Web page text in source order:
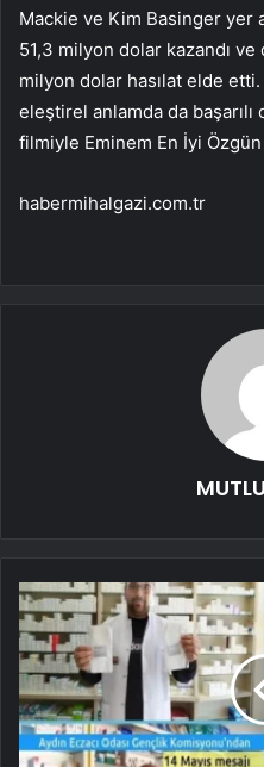
Mackie ve Kim Basinger yer
51,3 milyon dolar kazandı
milyon dolar hasılat elde etti.
eleştirel anlamda da başarılı
filmiyle Eminem En İyi Özgün
habermihalgazi.com.tr